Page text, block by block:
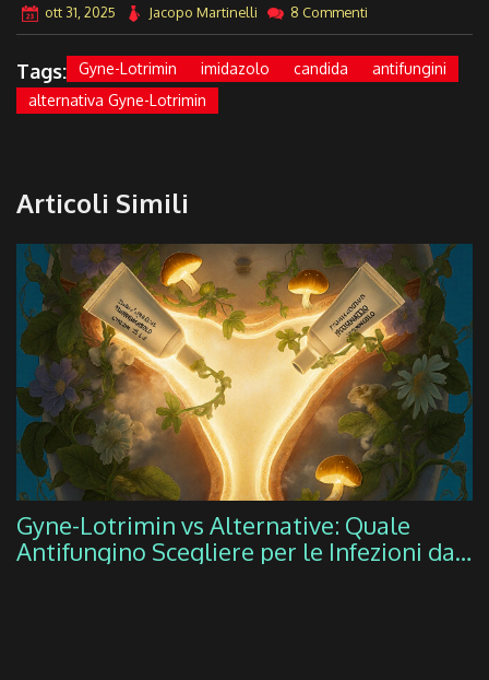
ott 31, 2025 Jacopo Martinelli 8 Commenti
Tags: Gyne-Lotrimin imidazolo candida
antifungini
alternativa Gyne-Lotrimin
Articoli Simili
Gyne-Lotrimin vs Alternative: Quale
Antifungino Scegliere per le Infezioni da